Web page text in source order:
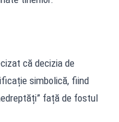
că decizia de
simbolică, fiind
față de fostul